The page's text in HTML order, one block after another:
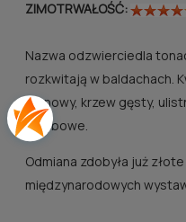
ZIMOTRWAŁOŚĆ:
Nazwa odzwierciedla
rozkwitają w baldachach.
pionowy, krzew gęsty,
grzybowe.
Odmiana zdobyła już
międzynarodowych